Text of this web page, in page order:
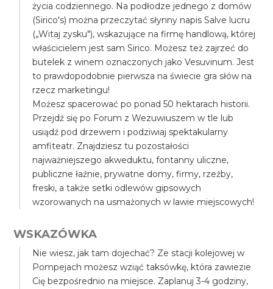
życia codziennego. Na podłodze jednego z domów
(Sirico's) można przeczytać słynny napis Salve lucru
(„Witaj zysku"), wskazujące na firmę handlową, której
właścicielem jest sam Sirico. Możesz też zajrzeć do
butelek z winem oznaczonych jako Vesuvinum. Jest
to prawdopodobnie pierwsza na świecie gra słów na
rzecz marketingu!
Możesz spacerować po ponad 50 hektarach historii.
Przejdź się po Forum z Wezuwiuszem w tle lub
usiądź pod drzewem i podziwiaj spektakularny
amfiteatr. Znajdziesz tu pozostałości
najważniejszego akweduktu, fontanny uliczne,
publiczne łaźnie, prywatne domy, firmy, rzeźby,
freski, a także setki odlewów gipsowych
wzorowanych na usmażonych w lawie miejscowych!
WSKAZÓWKA
Nie wiesz, jak tam dojechać? Ze stacji kolejowej w
Pompejach możesz wziąć taksówkę, która zawiezie
Cię bezpośrednio na miejsce. Zaplanuj 3-4 godziny,